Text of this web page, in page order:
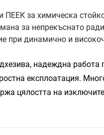
за химическа
за непрекъснато
при динамично и
надеждна работа
експлоатация.
цялостта на